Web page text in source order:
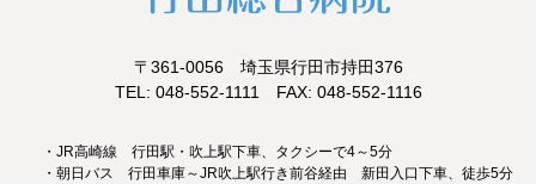
〒361-0056 埼玉県行田市持田376
TEL: 048-552-1111 FAX: 048-552-1116
・JR高崎線 行田駅・吹上駅下車、タクシーで4～5分
・朝日バス 行田車庫～JR吹上駅行き前谷経由 新田入口下車、徒歩5分